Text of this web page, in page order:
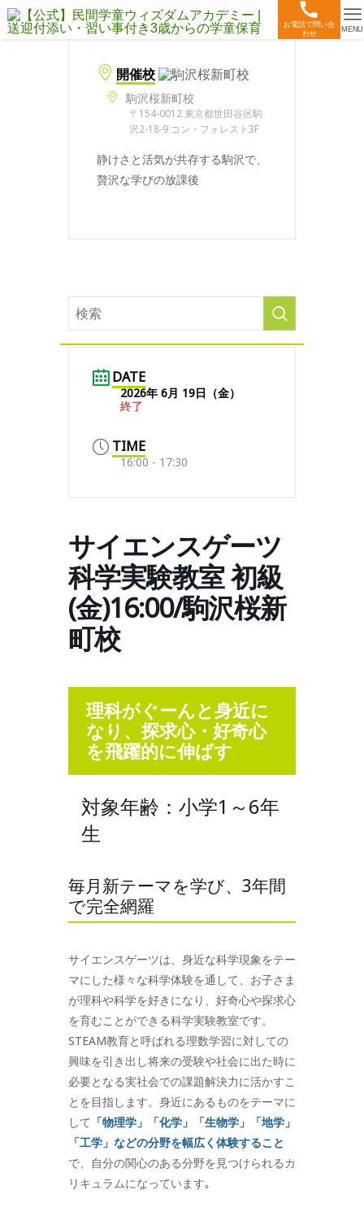
お電話で問い合
わせ
MENU
開催校
駒沢桜新町校
〒154-0012 東京都世田谷区駒
沢2-18-9 コン・フォレスト3F
静けさと活気が共存する駒沢で、
贅沢な学びの放課後
DATE
2026年 6月 19日（金）
終了
TIME
16:00 - 17:30
サイエンスゲーツ
科学実験教室 初級
(金)16:00/駒沢桜新
町校
理科がぐーんと身近に
なり、探求心・好奇心
を飛躍的に伸ばす
対象年齢：小学1～6年
生
毎月新テーマを学び、3年間
で完全網羅
サイエンスゲーツは、身近な科学現象をテー
マにした様々な科学体験を通して、お子さま
が理科や科学を好きになり、好奇心や探求心
を育むことができる科学実験教室です。
STEAM教育と呼ばれる理数学習に対しての
興味を引き出し将来の受験や社会に出た時に
必要となる実社会での課題解決力に活かすこ
とを目指します。身近にあるものをテーマに
して 「物理学」「化学」「生物学」「地学」
「工学」などの分野を幅広く体験すること
で、自分の関心のある分野を見つけられるカ
リキュラムになっています｡